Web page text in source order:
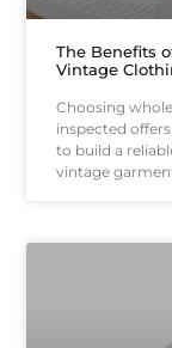
The Benefits
Vintage
Choosing
inspected
to build a
vintage